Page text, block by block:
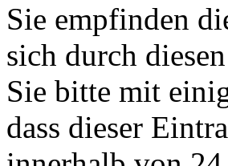
Sie empfinden
sich durch
Sie bitte mit
dass dieser